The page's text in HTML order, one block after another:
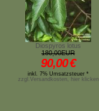
Diospyros lotus
180,00EUR
90,00€
inkl. 7% Umsatzsteuer *
zzgl.Versandkosten, hier klicken